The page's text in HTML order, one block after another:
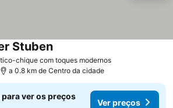
chique com toques modernos
Stuben
a 0.8 km de Centro da cidade
ver os preços
Ver preços